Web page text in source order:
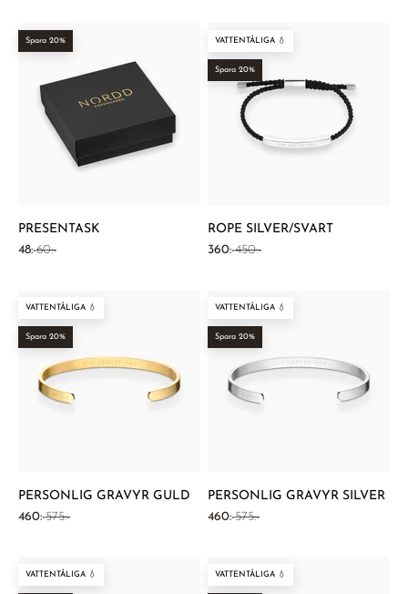
Spara 20%
PRESENTASK
REA-pris
48:-Pris
60:-
VATTENTÅLIGA 💧
Spara 20%
ROPE SILVER/SVART
REA-pris
360:-Pris
450:-
VATTENTÅLIGA 💧
Spara 20%
PERSONLIG GRAVYR GULD
REA-pris
460:-Pris
575:-
VATTENTÅLIGA 💧
Spara 20%
PERSONLIG GRAVYR SILVER
REA-pris
460:-Pris
575:-
VATTENTÅLIGA 💧 VATTENTÅLIGA 💧